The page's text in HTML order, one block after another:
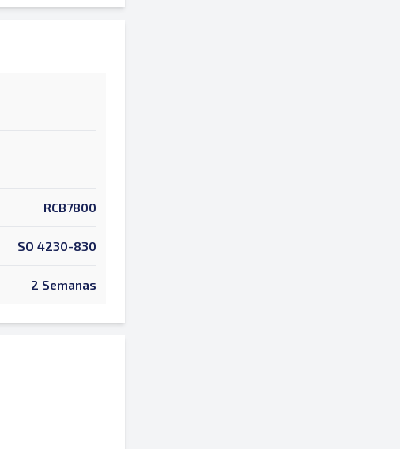
RCB7800
SO 4230-830
2 Semanas